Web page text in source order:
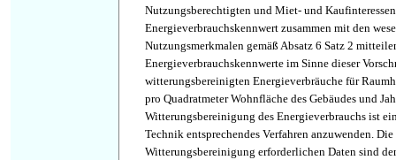
Nutzungsberechtigten und Miet- und
Energieverbrauchskennwert zusammen mit den
Nutzungsmerkmalen gemäß Absatz 6 Satz 2
Energieverbrauchskennwerte im Sinne dieser
witterungsbereinigten Energieverbräuche für
pro Quadratmeter Wohnfläche des Gebäudes und
Witterungsbereinigung des Energieverbrauchs ist
Technik entsprechendes Verfahren anzuwenden.
Witterungsbereinigung erforderlichen Daten sind